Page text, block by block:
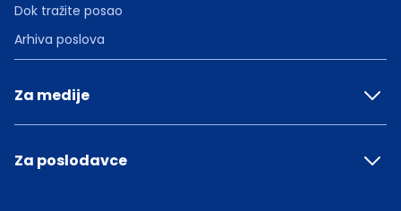
Dok tražite posao
Arhiva poslova
Za medije
Za poslodavce